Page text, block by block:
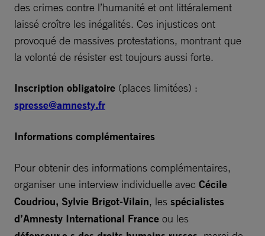
des crimes contre l’humanité et ont littéralement
laissé croître les inégalités. Ces injustices ont
provoqué de massives protestations, montrant que
la volonté de résister est toujours aussi forte.
Inscription obligatoire (places limitées) :
spresse@amnesty.fr
Informations complémentaires
Pour obtenir des informations complémentaires,
organiser une interview individuelle avec Cécile
Coudriou, Sylvie Brigot-Vilain, les spécialistes
d’Amnesty International France ou les